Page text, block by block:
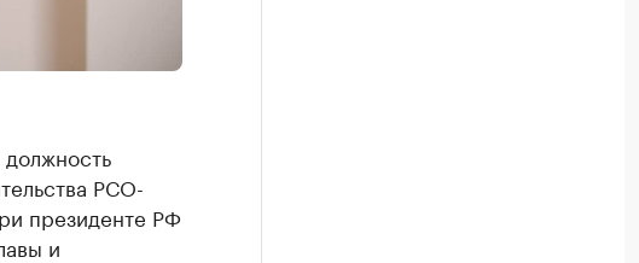
РСО-
президенте РФ
и